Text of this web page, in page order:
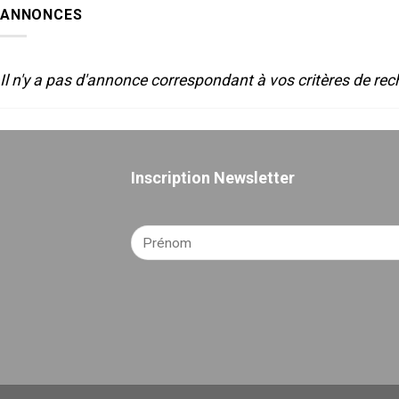
ANNONCES
Il n'y a pas d'annonce correspondant à vos critères de
Inscription Newsletter